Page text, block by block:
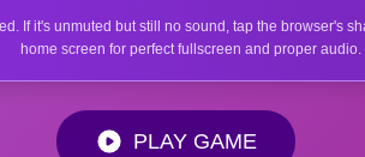
If it's unmuted but still no sound, tap the browser's
home screen for perfect fullscreen and proper audio.
PLAY GAME